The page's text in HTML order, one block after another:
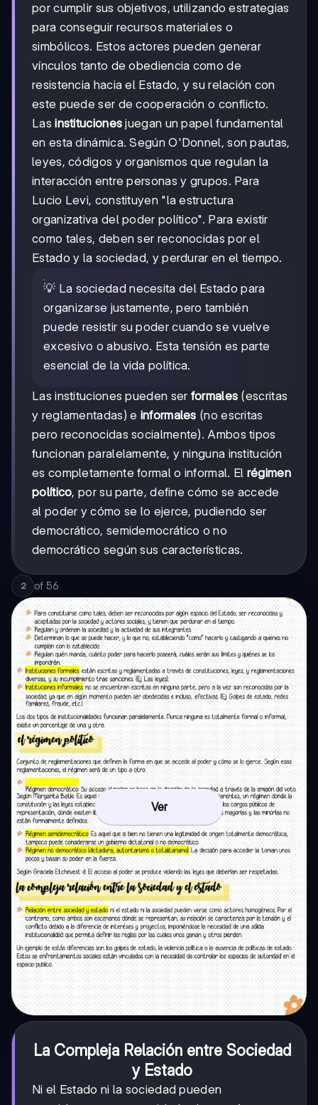
por cumplir sus objetivos, utilizando estrategias
para conseguir recursos materiales o
simbólicos. Estos actores pueden generar
vínculos tanto de obediencia como de
resistencia hacia el Estado, y su relación con
este puede ser de cooperación o conflicto.
Lasinstituciones juegan un papel fundamental
en esta dinámica. Según O'Donnel, son pautas,
leyes, códigos y organismos que regulan la
interacción entre personas y grupos. Para
Lucio Levi, constituyen "la estructura
organizativa del poder político". Para existir
como tales, deben ser reconocidas por el
Estado y la sociedad, y perdurar en el tiempo.
💡 La sociedad necesita del Estado para
organizarse justamente, pero también
puede resistir su poder cuando se vuelve
excesivo o abusivo. Esta tensión es parte
esencial de la vida política.
Las instituciones pueden ser formales (escritas
y reglamentadas) e informales (no escritas
pero reconocidas socialmente). Ambos tipos
funcionan paralelamente, y ninguna institución
es completamente formal o informal. El régimen
político, por su parte, define cómo se accede
al poder y cómo se lo ejerce, pudiendo ser
democrático, semidemocrático o no
democrático según sus características.
2 of 56
Ver
La Compleja Relación entre Sociedad
y Estado
Ni el Estado ni la sociedad pueden